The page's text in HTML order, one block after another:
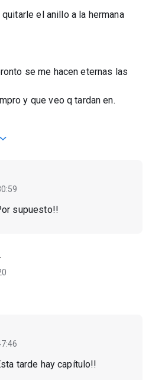
el anillo a la hermana
se me hacen eternas las
y que veo q tardan en.
supuesto!!
tarde hay capítulo!!